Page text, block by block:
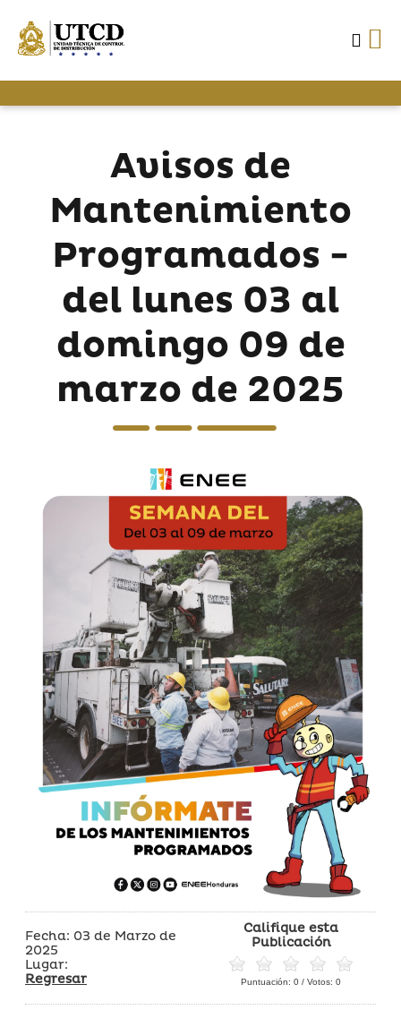
Avisos de
Mantenimiento
Programados -
del lunes 03 al
domingo 09 de
marzo de 2025
Fecha: 03 de Marzo de
2025
Lugar:
Regresar
Califique esta
Publicación
Puntuación: 0 / Votos: 0